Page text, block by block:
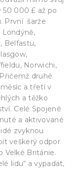
50 000 £ až po
První šarže
Belfastu,
Norwichi,
druhé
a třetí v
a těžko
Celé Spojené
a aktivované
zvyknou
veškerý odpor
Velké Británie.
lidu“ a vypadat,